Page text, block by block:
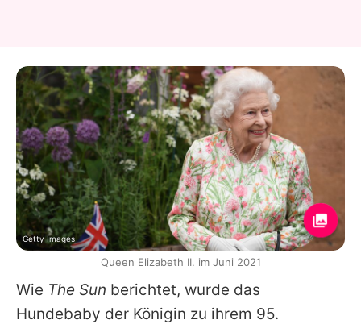
Wie The Sun berichtet, wurde das
Hundebaby der Königin zu ihrem 95.
Getty Images
Queen Elizabeth II. im Juni 2021